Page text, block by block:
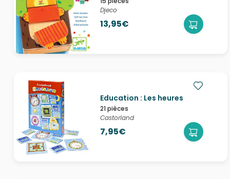
Djeco
13,95€
Education : Les heures
21 pièces
Castorland
7,95€